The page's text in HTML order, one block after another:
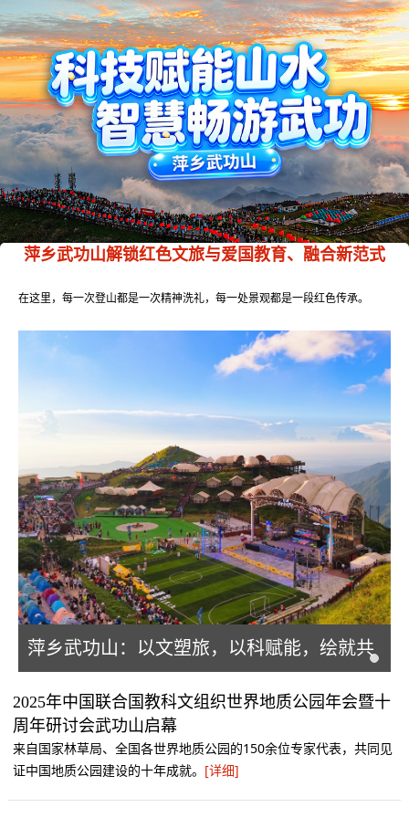
萍乡武功山解锁红色文旅与爱国教育、融合新范式
在这里，每一次登山都是一次精神洗礼，每一处景观都是一段红色传承。
萍乡武功山：以文塑旅，以科赋能，绘就共
富新图景
2025年中国联合国教科文组织世界地质公园年会暨十
周年研讨会武功山启幕
来自国家林草局、全国各世界地质公园的150余位专家代表，共同见
证中国地质公园建设的十年成就。 [详细]